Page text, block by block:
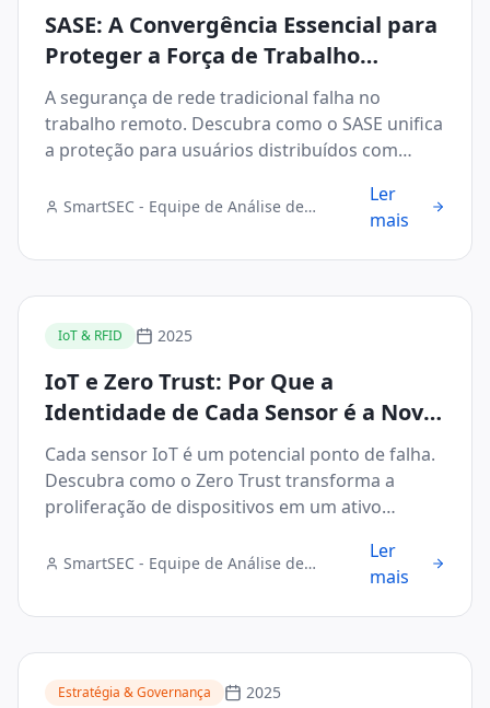
SASE: A Convergência Essencial para
Proteger a Força de Trabalho
Distribuída
A segurança de rede tradicional falha no
trabalho remoto. Descubra como o SASE unifica
a proteção para usuários distribuídos com
SmartSEC - Equipe de Análise de
Ler
mais
IoT & RFID 2025
IoT e Zero Trust: Por Que a
Identidade de Cada Sensor é a Nova
Fronteira de Segurança
Cada sensor IoT é um potencial ponto de falha.
Descubra como o Zero Trust transforma a
proliferação de dispositivos em um ativo
SmartSEC - Equipe de Análise de
Ler
mais
Estratégia & Governança 2025